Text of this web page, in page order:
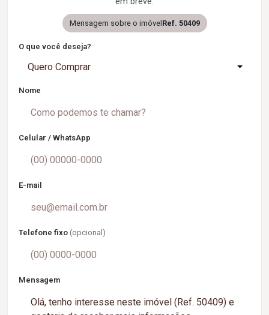
Mensagem sobre o imóvel Ref. 50409
O que você deseja?
Quero Comprar
Nome
Celular / WhatsApp
E-mail
Telefone fixo (opcional)
Mensagem